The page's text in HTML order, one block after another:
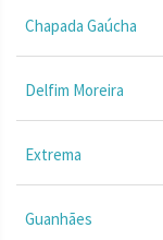
Chapada Gaúcha
Delfim Moreira
Extrema
Guanhães